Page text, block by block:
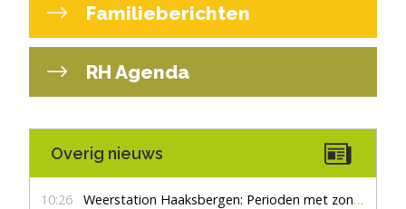
Familieberichten
RH Agenda
Overig nieuws
10:26 Weerstation Haaksbergen: Perioden met zon en droog